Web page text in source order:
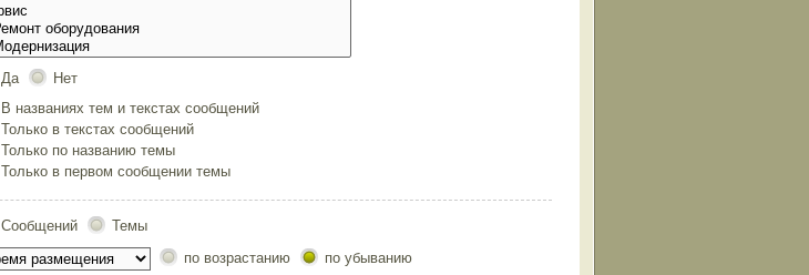
Да
Нет
В названиях тем и текстах сообщений
Только в текстах сообщений
Только по названию темы
Только в первом сообщении темы
Сообщений
Темы
по возрастанию по убыванию